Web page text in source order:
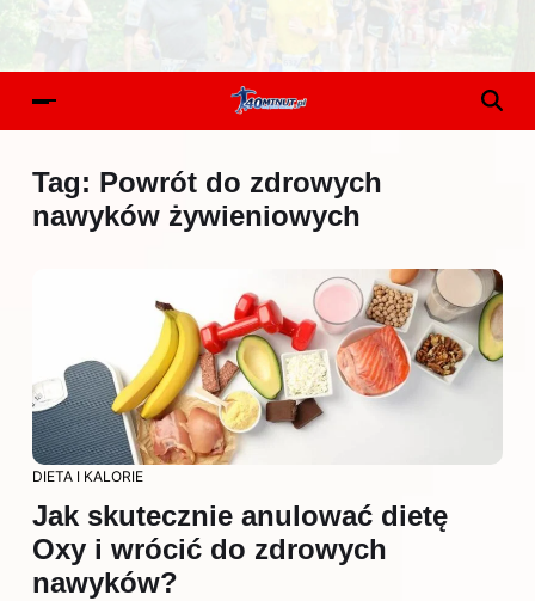
Tag: Powrót do zdrowych
nawyków żywieniowych
DIETA I KALORIE
Jak skutecznie anulować dietę
Oxy i wrócić do zdrowych
nawyków?